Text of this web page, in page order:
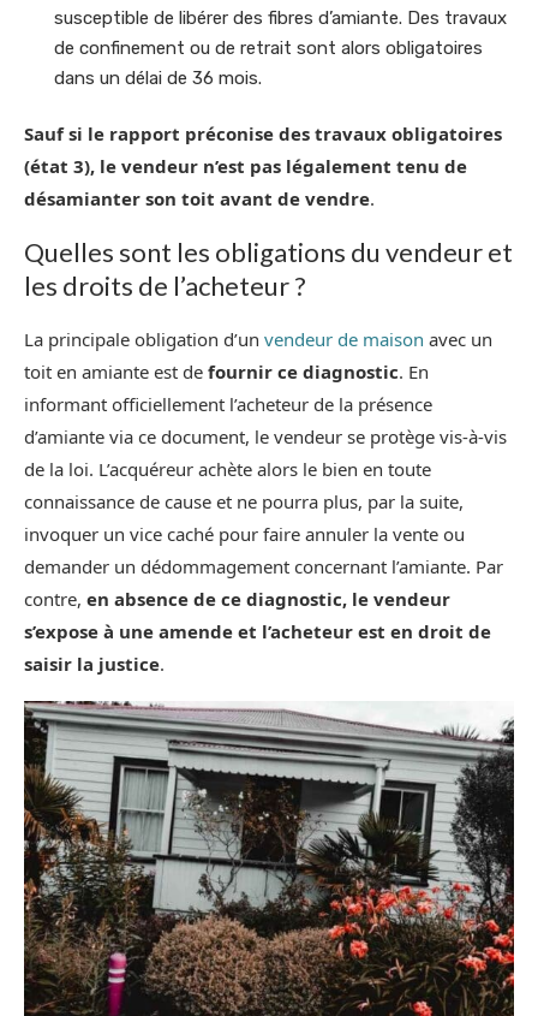
susceptible de libérer des fibres d’amiante. Des travaux
de confinement ou de retrait sont alors obligatoires
dans un délai de 36 mois.
Sauf si le rapport préconise des travaux obligatoires
(état 3), le vendeur n’est pas légalement tenu de
désamianter son toit avant de vendre.
Quelles sont les obligations du vendeur et
les droits de l’acheteur ?
La principale obligation d’un vendeur de maison avec un
toit en amiante est de fournir ce diagnostic. En
informant officiellement l’acheteur de la présence
d’amiante via ce document, le vendeur se protège vis-à-vis
de la loi. L’acquéreur achète alors le bien en toute
connaissance de cause et ne pourra plus, par la suite,
invoquer un vice caché pour faire annuler la vente ou
demander un dédommagement concernant l’amiante. Par
contre, en absence de ce diagnostic, le vendeur
s’expose à une amende et l’acheteur est en droit de
saisir la justice.